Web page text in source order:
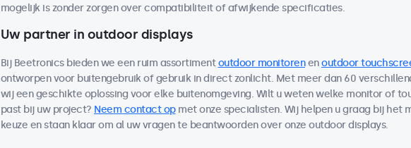
mogelijk is zonder zorgen over compatibiliteit of afwijkende specificaties.
Uw partner in outdoor displays
Bij Beetronics bieden we een ruim assortimentoutdoor monitorenenoutdoor
ontworpen voor buitengebruik of gebruik in direct zonlicht. Met meer dan 60
wij een geschikte oplossing voor elke buitenomgeving. Wilt u weten welke monitor of
past bij uw project? Neem contact opmet onze specialisten. Wij helpen u graag bij het
keuze en staan klaar om al uw vragen te beantwoorden over onze outdoor displays.